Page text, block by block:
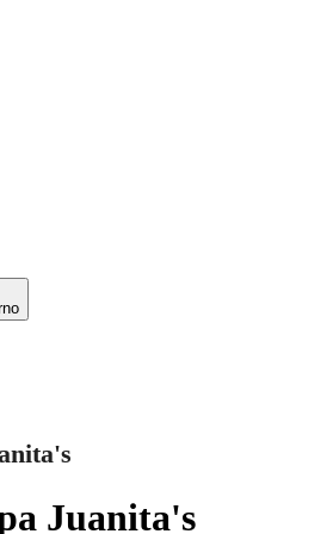
Juanita's